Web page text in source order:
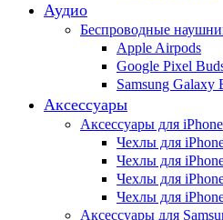
Аудио
Беспроводные
Apple Airpods
Google Pixel
Samsung Galaxy
Аксессуары
Аксессуары для iPhone
Чехлы для
Чехлы для
Чехлы для
Чехлы для
Аксессуары для